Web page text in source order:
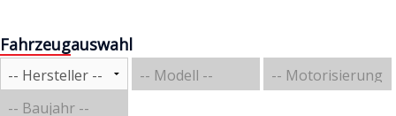
Fahrzeugauswahl